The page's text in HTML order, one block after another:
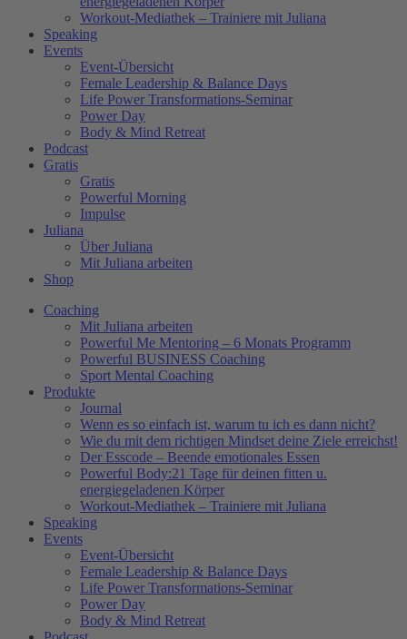
Workout-Mediathek – Trainiere mit Juliana
Speaking
Events
Event-Übersicht
Female Leadership & Balance Days
Life Power Transformations-Seminar
Power Day
Body & Mind Retreat
Podcast
Gratis
Gratis
Powerful Morning
Impulse
Juliana
Über Juliana
Mit Juliana arbeiten
Shop
Coaching
Mit Juliana arbeiten
Powerful Me Mentoring – 6 Monats Programm
Powerful BUSINESS Coaching
Sport Mental Coaching
Produkte
Journal
Wenn es so einfach ist, warum tu ich es dann nicht?
Wie du mit dem richtigen Mindset deine Ziele erreichst!
Der Esscode – Beende emotionales Essen
Powerful Body:21 Tage für deinen fitten u.
energiegeladenen Körper
Workout-Mediathek – Trainiere mit Juliana
Speaking
Events
Event-Übersicht
Female Leadership & Balance Days
Life Power Transformations-Seminar
Power Day
Body & Mind Retreat